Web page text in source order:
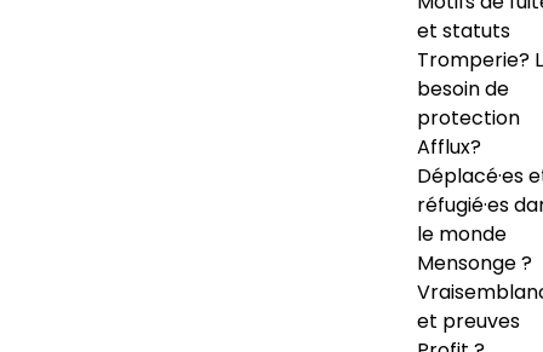
et statuts
Tromperie?
besoin de
protection
Afflux?
Déplacé·es
réfugié·es
le monde
Mensonge ?
et preuves